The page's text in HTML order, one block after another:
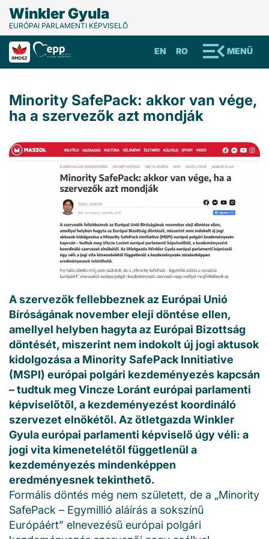
Winkler Gyula
EURÓPAI PARLAMENTI KÉPVISELŐ
MENÜ
RO
EN
Minority SafePack: akkor van vége,
ha a szervezők azt mondják
A szervezők fellebbeznek az Európai Unió
Bíróságának november eleji döntése ellen,
amellyel helyben hagyta az Európai Bizottság
döntését, miszerint nem indokolt új jogi aktusok
kidolgozása a Minority SafePack Innitiative
(MSPI) európai polgári kezdeményezés kapcsán
– tudtuk meg Vincze Loránt európai parlamenti
képviselőtől, a kezdeményezést koordináló
szervezet elnökétől. Az ötletgazda Winkler
Gyula európai parlamenti képviselő úgy véli: a
jogi vita kimenetelétől függetlenül a
kezdeményezés mindenképpen
eredményesnek tekinthető.
Formális döntés még nem született, de a „Minority
SafePack – Egymillió aláírás a sokszínű
Európáért” elnevezésű európai polgári